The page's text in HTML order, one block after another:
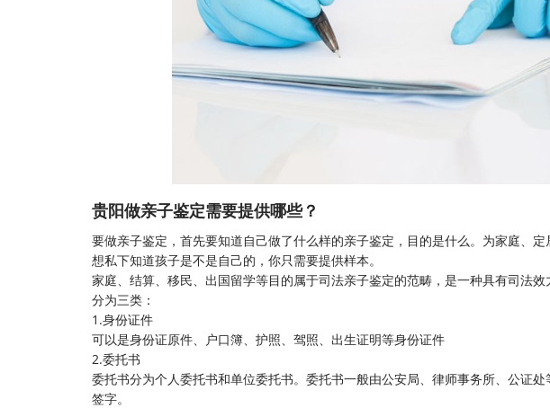
贵阳做亲子鉴定需要提供哪些？
要做亲子鉴定 ，首先要知道自己做了什么样的亲子鉴定，目的是什么。为家庭、
想私下知道孩子是不是自己的，你只需要提供样本。
家庭、结算、移民、出国留学等目的属于司法亲子鉴定的范畴，是一种具有司法
分为三类：
1.身份证件
可以是身份证原件、户口簿、护照、驾照、出生证明等身份证件
2.委托书
委托书分为个人委托书和单位委托书。委托书一般由公安局、律师事务所、公证
签字。